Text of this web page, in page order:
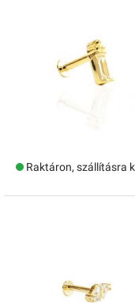
Raktáron, szállításra